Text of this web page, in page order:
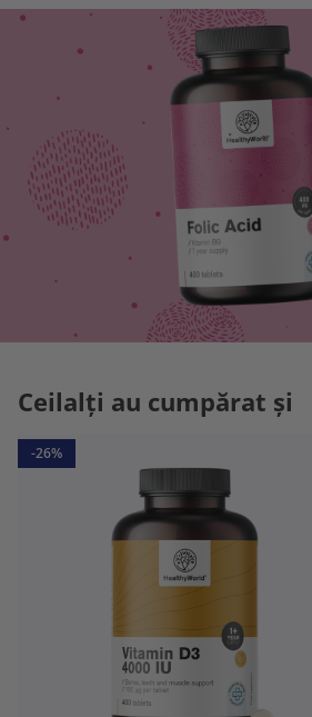
Ceilalți au cumpărat și
-26%